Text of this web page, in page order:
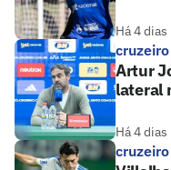
Há 4 dias
cruzeiro
Artur
lateral
Há 4 dias
cruzeiro